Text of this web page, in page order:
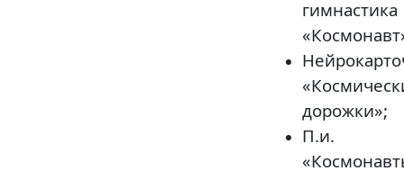
гимнастика
дорожки»;
П.и.